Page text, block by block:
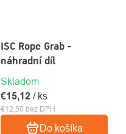
ISC Rope Grab -
náhradní díl
Skladom
€12,50 bez DPH
€15,12 / ks
Do košíka